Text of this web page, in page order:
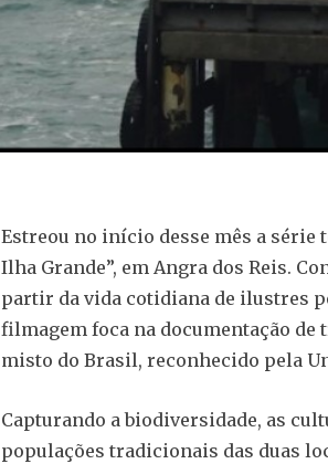
Estreou no início desse mês a série
Ilha Grande”, em Angra dos Reis.
partir da vida cotidiana de ilustres
filmagem foca na documentação de
misto do Brasil, reconhecido pela
Capturando a biodiversidade, as
populações tradicionais das duas